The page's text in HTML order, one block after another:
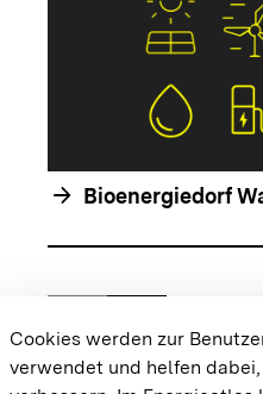
arrow_forward Bioenergiedorf
Zur vorhergehenden
chevron_rightZur nächsten
Cookies werden zur
verwendet und helfen